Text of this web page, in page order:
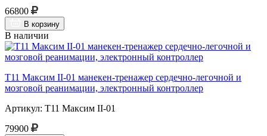
66800
В корзину
В наличии
Т11 Максим II-01 манекен-тренажер сердечно-легочной и
мозговой реанимации, электронный контроллер
Артикул: Т11 Максим II-01
79900